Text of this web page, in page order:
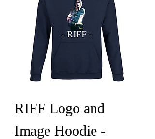
RIFF Logo and
Image Hoodie -